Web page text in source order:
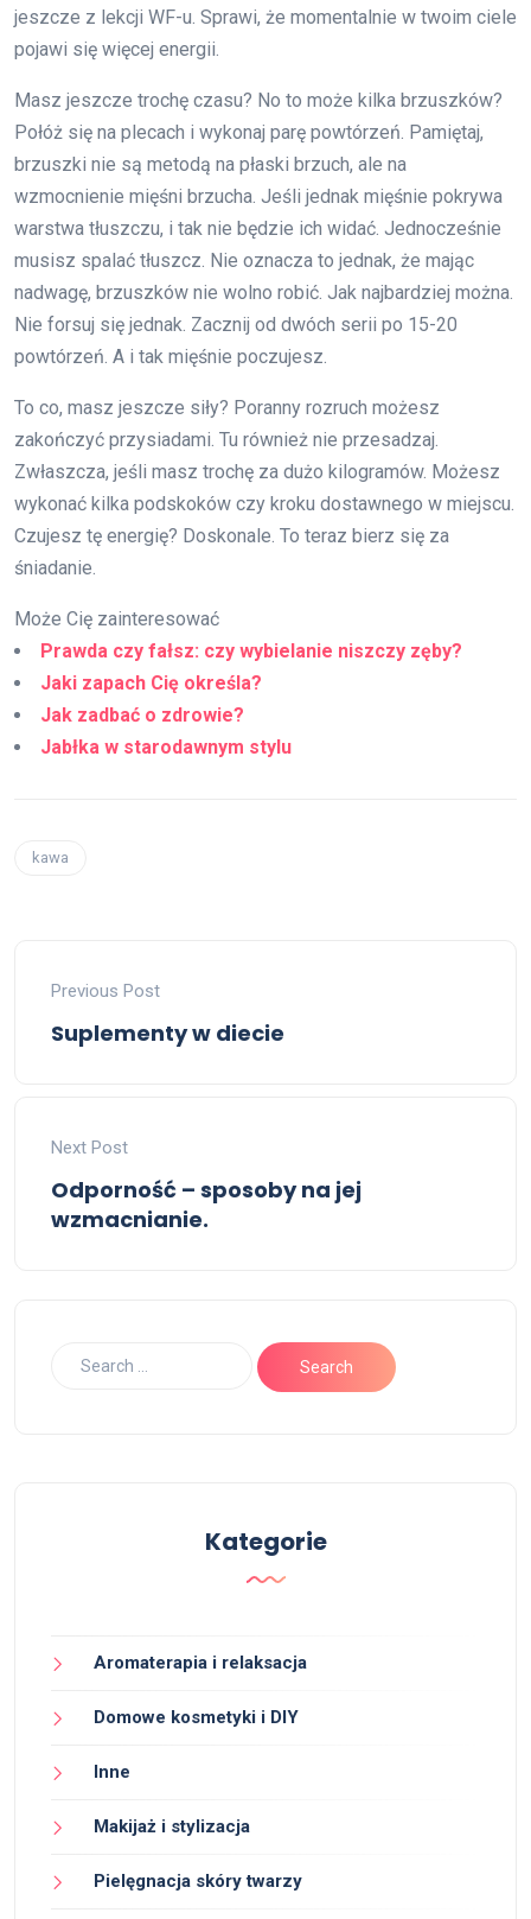
jeszcze z lekcji WF-u. Sprawi, że momentalnie w twoim ciele
pojawi się więcej energii.
Masz jeszcze trochę czasu? No to może kilka brzuszków?
Połóż się na plecach i wykonaj parę powtórzeń. Pamiętaj,
brzuszki nie są metodą na płaski brzuch, ale na
wzmocnienie mięśni brzucha. Jeśli jednak mięśnie pokrywa
warstwa tłuszczu, i tak nie będzie ich widać. Jednocześnie
musisz spalać tłuszcz. Nie oznacza to jednak, że mając
nadwagę, brzuszków nie wolno robić. Jak najbardziej można.
Nie forsuj się jednak. Zacznij od dwóch serii po 15-20
powtórzeń. A i tak mięśnie poczujesz.
To co, masz jeszcze siły? Poranny rozruch możesz
zakończyć przysiadami. Tu również nie przesadzaj.
Zwłaszcza, jeśli masz trochę za dużo kilogramów. Możesz
wykonać kilka podskoków czy kroku dostawnego w miejscu.
Czujesz tę energię? Doskonale. To teraz bierz się za
śniadanie.
Może Cię zainteresować
Prawda czy fałsz: czy wybielanie niszczy zęby?
Jaki zapach Cię określa?
Jak zadbać o zdrowie?
Jabłka w starodawnym stylu
kawa
Previous Post
Suplementy w diecie
Next Post
Odporność – sposoby na jej
wzmacnianie.
Kategorie
Aromaterapia i relaksacja
Domowe kosmetyki i DIY
Inne
Makijaż i stylizacja
Pielęgnacja skóry twarzy